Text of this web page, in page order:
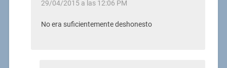
29/04/2015 a las 12:06 PM
No era suficientemente deshonesto